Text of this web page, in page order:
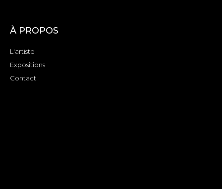
À PROPOS
L'artiste
Expositions
Contact